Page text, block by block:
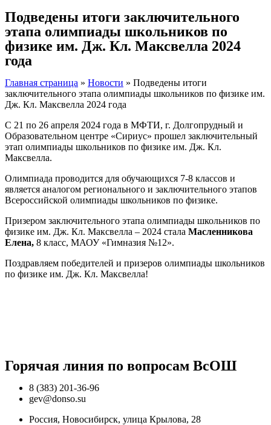
Подведены итоги заключительного
этапа олимпиады школьников по
физике им. Дж. Кл. Максвелла 2024
года
Главная страница » Новости » Подведены итоги
заключительного этапа олимпиады школьников по физике им.
Дж. Кл. Максвелла 2024 года
С 21 по 26 апреля 2024 года в МФТИ, г. Долгопрудный и
Образовательном центре «Сириус» прошел заключительный
этап олимпиады школьников по физике им. Дж. Кл.
Максвелла.
Олимпиада проводится для обучающихся 7-8 классов и
является аналогом регионального и заключительного этапов
Всероссийской олимпиады школьников по физике.
Призером заключительного этапа олимпиады школьников по
физике им. Дж. Кл. Максвелла – 2024 стала Масленникова
Елена, 8 класс, МАОУ «Гимназия №12».
Поздравляем победителей и призеров олимпиады школьников
по физике им. Дж. Кл. Максвелла!
Горячая линия по вопросам ВcОШ
8 (383) 201-36-96
gev@donso.su
Россия, Новосибирск, улица Крылова, 28